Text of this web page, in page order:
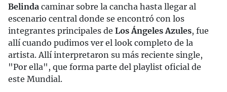
Belinda caminar sobre la cancha hasta llegar al
escenario central donde se encontró con los
integrantes principales de Los Ángeles Azules, fue
allí cuando pudimos ver el look completo de la
artista. Allí interpretaron su más reciente single,
"Por ella", que forma parte del playlist oficial de
este Mundial.